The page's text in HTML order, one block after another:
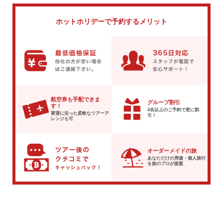
ホットホリデーで予約するメリット
航空券も手配できま
す！
要望に沿った柔軟なツアーア
レンジも可
グループ割引
4名以上のご予約で更に割
引！
オーダーメイドの旅
あなただけの周遊・個人旅行
を旅のプロが提案